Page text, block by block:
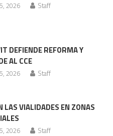
2026 Staff
DEFIENDE REFORMA Y
AL CCE
2026 Staff
LAS VIALIDADES EN ZONAS
2026 Staff